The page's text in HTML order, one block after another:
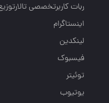
ربات کاربرتخصصی
اینستاگرام
لینکدین
فیسبوک
توئیتر
یوتیوب